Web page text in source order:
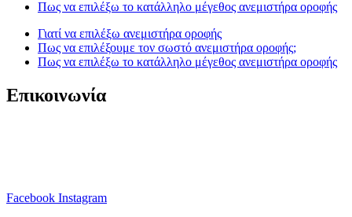
Πως να επιλέξω το κατάλληλο μέγεθος ανεμιστήρα οροφής
Γιατί να επιλέξω ανεμιστήρα οροφής
Πως να επιλέξουμε τον σωστό ανεμιστήρα οροφής;
Πως να επιλέξω το κατάλληλο μέγεθος ανεμιστήρα οροφής
Επικοινωνία
Facebook Instagram